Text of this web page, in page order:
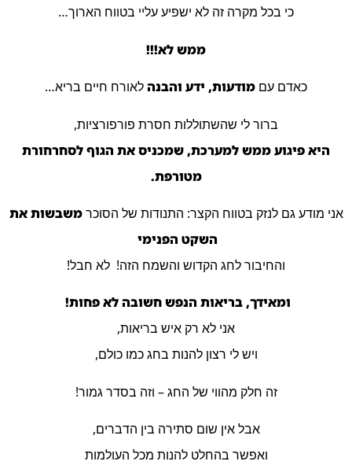
כי בכל מקרה זה לא ישפיע עליי בטווח הארוך…
ממש לא!!!
כאדם עם מודעות, ידע והבנהלאורח חיים בריא…
ברור לי שהשתוללות חסרת פורפורציות,
היא פיגוע ממש למערכת, שמכניס את הגוף לסחרחורת
מטורפת.
אני מודע גם לנזק בטווח הקצר: התנודות של הסוכרמשבשות את
השקט הפנימי
והחיבור לחג הקדוש והשמח הזה! לא חבל!
ומאידך, בריאות הנפש חשובה לא פחות!
אני לא רק איש בריאות,
ויש לי רצון להנות בחג כמו כולם,
זה חלק מהווי של החג – וזה בסדר גמור!
אבל אין שום סתירה בין הדברים,
ואפשר בהחלט להנות מכל העולמות